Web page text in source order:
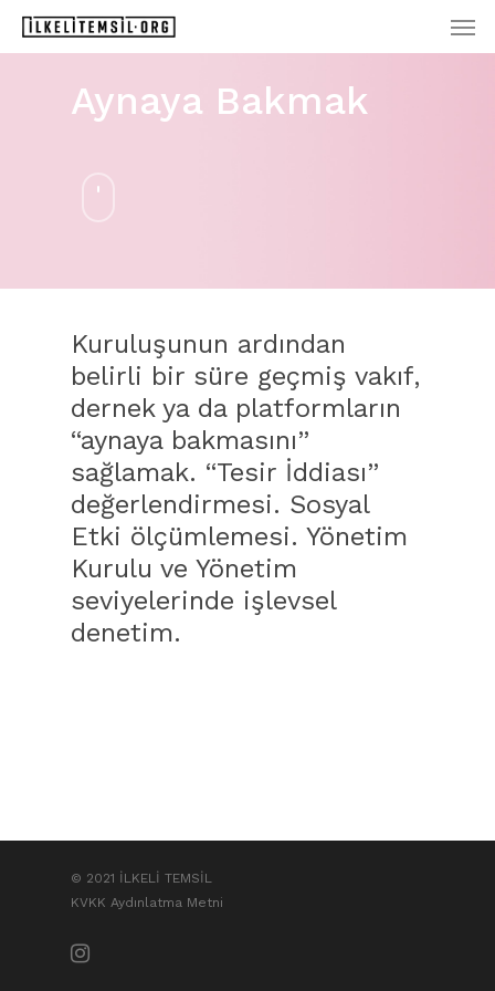
Skip
Aynaya Bakmak
Kuruluşunun ardından
belirli bir süre geçmiş vakıf,
dernek ya da platformların
“aynaya bakmasını”
sağlamak. “Tesir İddiası”
değerlendirmesi. Sosyal
Etki ölçümlemesi. Yönetim
Kurulu ve Yönetim
seviyelerinde işlevsel
denetim.
© 2021 İLKELİ TEMSİL
KVKK Aydınlatma Metni
instagram